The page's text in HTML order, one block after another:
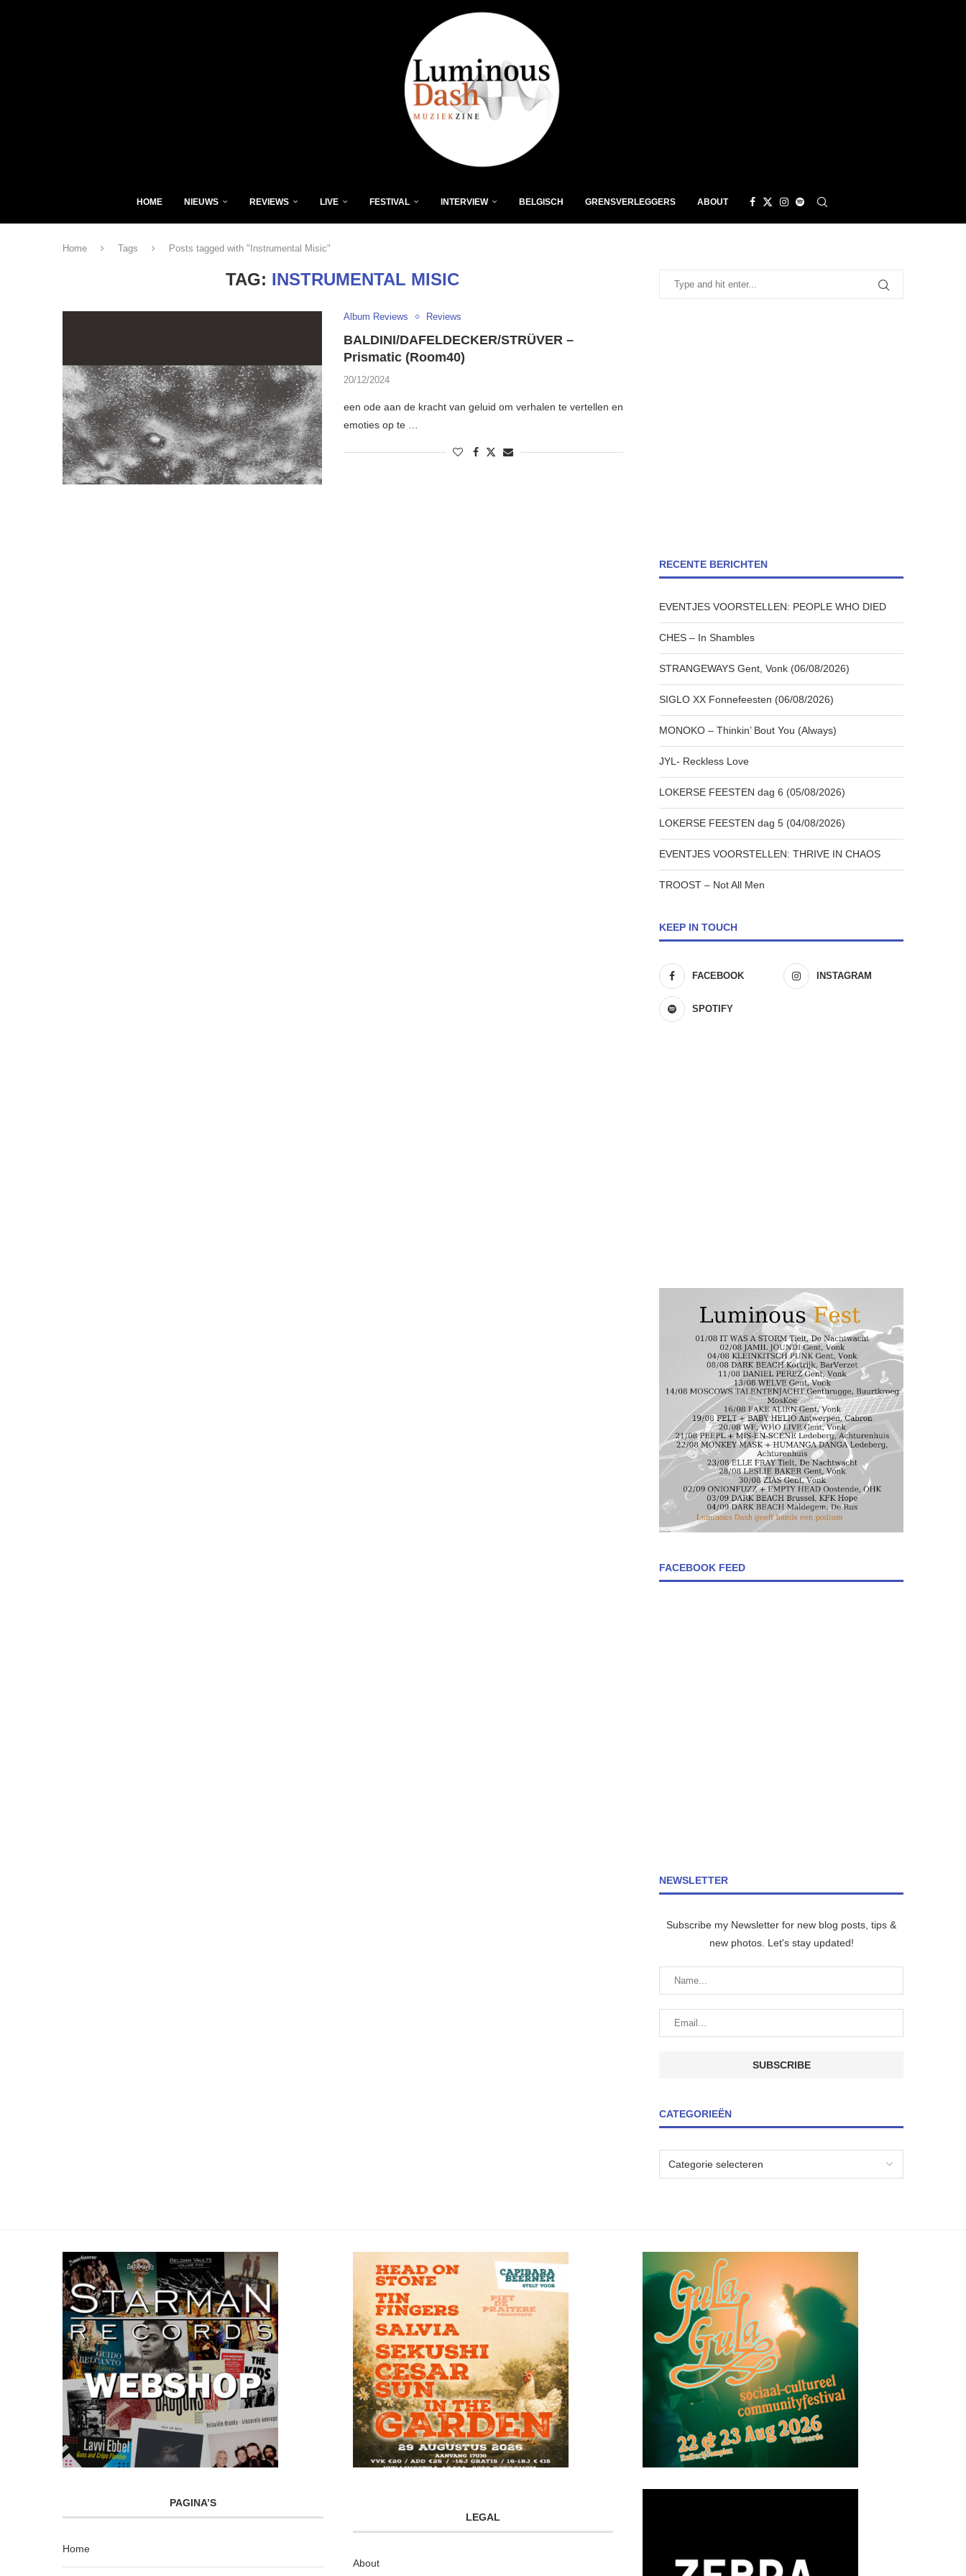
HOME NIEUWS REVIEWS LIVE FESTIVAL INTERVIEW BELGISCH GRENSVERLEGGERS ABOUT
Home Tags Posts tagged with "Instrumental Misic"
TAG: INSTRUMENTAL MISIC
Album Reviews Reviews
BALDINI/DAFELDECKER/STRÜVER –
Prismatic (Room40)
20/12/2024
een ode aan de kracht van geluid om verhalen te vertellen en
emoties op te …
RECENTE BERICHTEN
EVENTJES VOORSTELLEN: PEOPLE WHO DIED
CHES – In Shambles
STRANGEWAYS Gent, Vonk (06/08/2026)
SIGLO XX Fonnefeesten (06/08/2026)
MONOKO – Thinkin’ Bout You (Always)
JYL- Reckless Love
LOKERSE FEESTEN dag 6 (05/08/2026)
LOKERSE FEESTEN dag 5 (04/08/2026)
EVENTJES VOORSTELLEN: THRIVE IN CHAOS
TROOST – Not All Men
KEEP IN TOUCH
FACEBOOK INSTAGRAM
SPOTIFY
FACEBOOK FEED
NEWSLETTER
Subscribe my Newsletter for new blog posts, tips &
new photos. Let's stay updated!
CATEGORIEËN
PAGINA’S
Home
LEGAL
About